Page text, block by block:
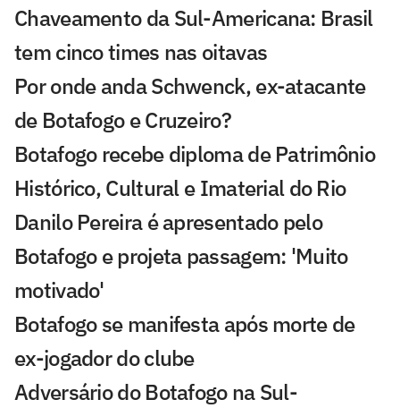
Chaveamento da Sul-Americana: Brasil
tem cinco times nas oitavas
Por onde anda Schwenck, ex-atacante
de Botafogo e Cruzeiro?
Botafogo recebe diploma de Patrimônio
Histórico, Cultural e Imaterial do Rio
Danilo Pereira é apresentado pelo
Botafogo e projeta passagem: 'Muito
motivado'
Botafogo se manifesta após morte de
ex-jogador do clube
Adversário do Botafogo na Sul-